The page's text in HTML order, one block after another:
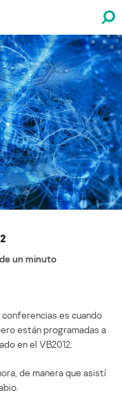
un minuto
conferencias es cuando
están programadas a
en el VB2012.
de manera que asistí